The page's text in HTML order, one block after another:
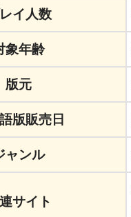
イ人数
象年齢
版元
版販売日
ャンル
サイト